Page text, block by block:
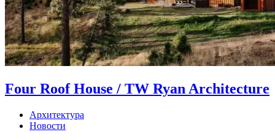
Four Roof House / TW Ryan Architecture
Архитектура
Новости